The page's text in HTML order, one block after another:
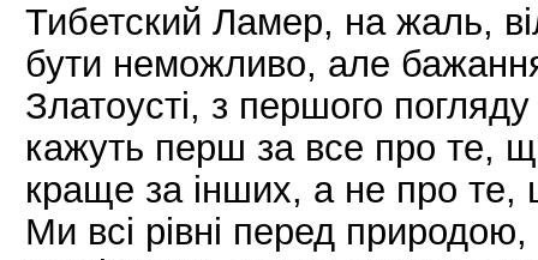
Тибетский Ламер, на жаль,
бути неможливо, але
Златоусті, з першого погляду
кажуть перш за все про те,
краще за інших, а не про
Ми всі рівні перед природою,